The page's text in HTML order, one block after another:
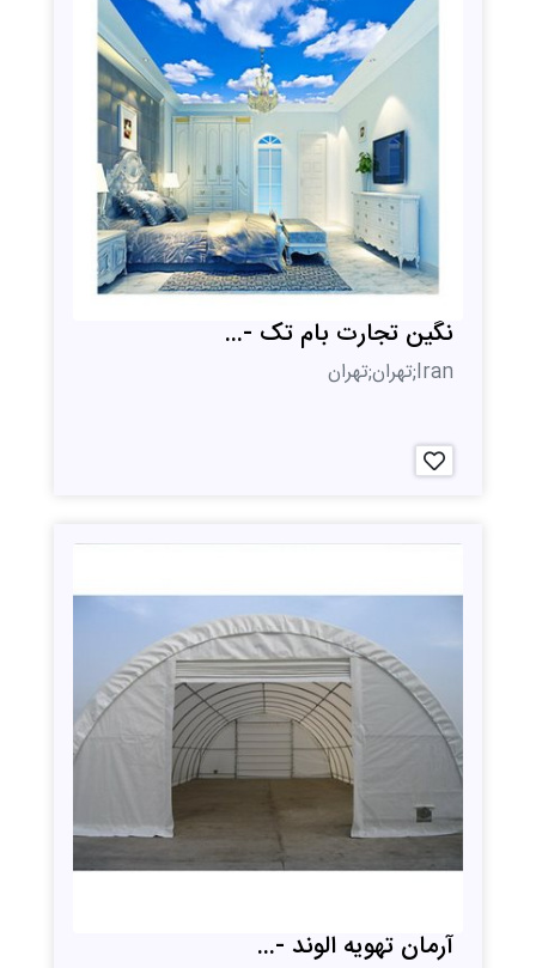
نگین تجارت بام تک -...
Iran;تهران;تهران
آرمان تهویه الوند -...